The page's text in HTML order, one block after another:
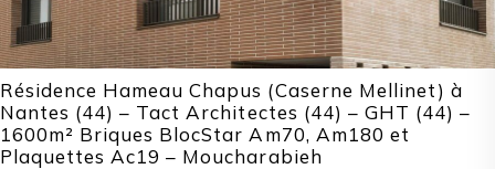
Résidence Hameau Chapus (Caserne Mellinet) à
Nantes (44) – Tact Architectes (44) – GHT (44) –
1600m² Briques BlocStar Am70, Am180 et
Plaquettes Ac19 – Moucharabieh